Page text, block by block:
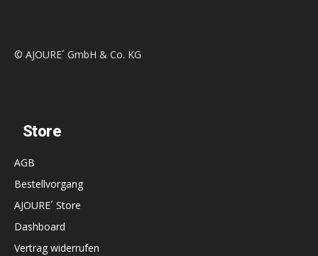
© AJOURE´ GmbH & Co. KG
Store
AGB
Bestellvorgang
AJOURE´ Store
Dashboard
Vertrag widerrufen